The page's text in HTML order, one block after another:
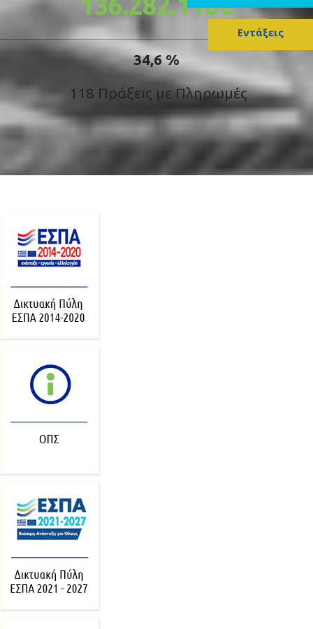
34,6 %
118 Πράξεις με Πληρωμές
Εντάξεις